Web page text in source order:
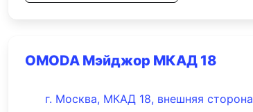
OMODA Мэйджор МКАД 18
г. Москва, МКАД 18, внешняя сторона